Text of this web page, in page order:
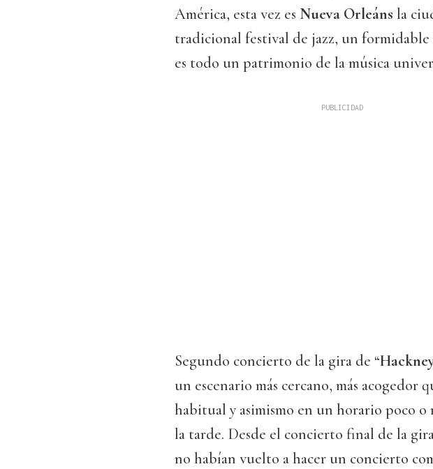
América, esta vez es Nueva Orleáns la
tradicional festival de jazz, un
es todo un patrimonio de la música
Segundo concierto de la gira de “
un escenario más cercano, más acogedor
habitual y asimismo en un horario poco o
la tarde. Desde el concierto final de la
no habían vuelto a hacer un concierto